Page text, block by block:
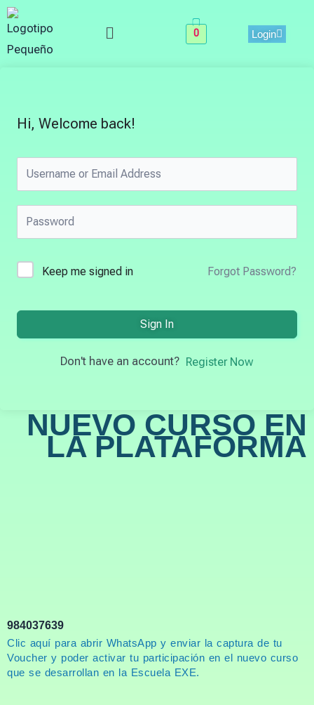
Skip
to
content
Menu 0 Login
Hi, Welcome back!
Keep me signed in Forgot Password?
Sign In
Don't have an account? Register Now
NUEVO CURSO EN
LA PLATAFORMA
984037639
Clic aquí para abrir WhatsApp y enviar la captura de tu
Voucher y poder activar tu participación en el nuevo curso
que se desarrollan en la Escuela EXE.